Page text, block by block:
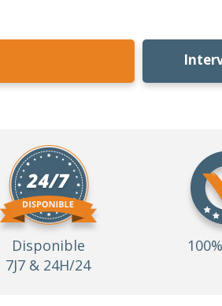
Disponible
7J7 & 24H/24